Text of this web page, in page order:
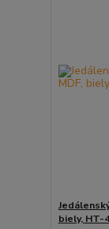
biely, HT-